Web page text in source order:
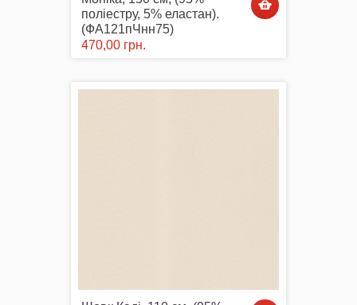
поліестру, 5% еластан).
(ФА121пЧнн75)
470,00 грн.